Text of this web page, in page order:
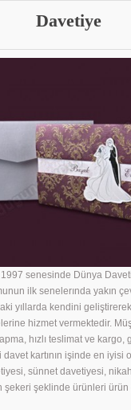
Davetiye
senesinde Dünya
ilk senelerında yakın
yıllarda kendini
hizmet vermektedir.
hızlı teslimat ve kargo,
kartının işinde en iyisi
sünnet davetiyesi,
şekeri şeklinde ürünleri ürün